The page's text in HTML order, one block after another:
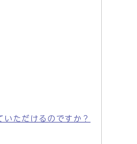
ただけるのですか？